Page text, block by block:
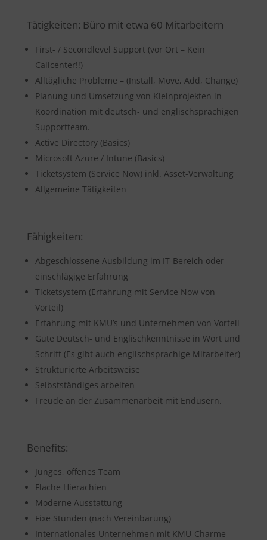
Tätigkeiten: Büro mit etwa 60 Mitarbeitern
First- / Secondlevel Support (vor Ort – Kein
Callcenter!!)
Alltägliche Probleme – (Install, Move, Add, Change)
Planung und Umsetzung von Kleinprojekten in
Koordination mit deutsch- und englischsprachigen
Supportteam.
Active Directory (Basics)
Microsoft Azure / Intune (Basics)
Ticketsystem (Service Now) inkl. Asset-Verwaltung
Allgemeine Tätigkeiten
Fähigkeiten:
Abgeschlossene Ausbildung im IT-Bereich oder
einschlägige Erfahrung
Ticketsystem (Erfahrung mit Service Now von
Vorteil)
Erfahrung mit KMU’s und Unternehmen von Vorteil
Gute Deutsch- und Englischkenntnisse in Wort und
Schrift (Es gibt auch englischsprachige Mitarbeiter)
Strukturierte Arbeitsweise
Selbstständiges arbeiten
Freude an der Zusammenarbeit mit Endusern.
Benefits:
Junges, offenes Team
Flache Hierachien
Moderne Ausstattung
Fixe Stunden (nach Vereinbarung)
Internationales Unternehmen mit KMU-Charme